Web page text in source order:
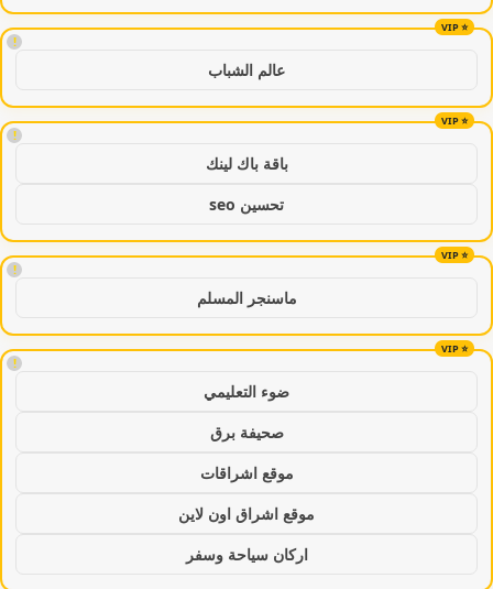
!
عالم الشباب
!
باقة باك لينك
تحسين seo
!
ماسنجر المسلم
!
ضوء التعليمي
صحيفة برق
موقع اشراقات
موقع اشراق اون لاين
اركان سياحة وسفر